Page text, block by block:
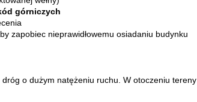
górniczych
zapobiec nieprawidłowemu osiadaniu budynku
o dużym natężeniu ruchu. W otoczeniu tereny